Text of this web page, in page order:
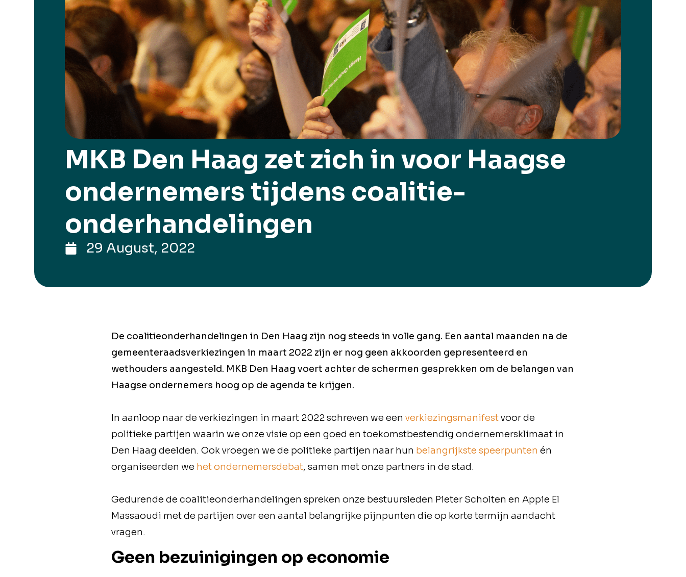
MKB Den Haag zet zich in voor Haagse
ondernemers tijdens coalitie-
onderhandelingen
29 August, 2022
De coalitieonderhandelingen in Den Haag zijn nog steeds in volle gang. Een aantal maanden na de
gemeenteraadsverkiezingen in maart 2022 zijn er nog geen akkoorden gepresenteerd en
wethouders aangesteld. MKB Den Haag voert achter de schermen gesprekken om de belangen van
Haagse ondernemers hoog op de agenda te krijgen.
In aanloop naar de verkiezingen in maart 2022 schreven we eenverkiezingsmanifestvoor de
politieke partijen waarin we onze visie op een goed en toekomstbestendig ondernemersklimaat in
Den Haag deelden. Ook vroegen we de politieke partijen naar hun belangrijkste speerpunten én
organiseerden we het ondernemersdebat, samen met onze partners in de stad.
Gedurende de coalitieonderhandelingen spreken onze bestuursleden Pieter Scholten en Appie El
Massaoudi met de partijen over een aantal belangrijke pijnpunten die op korte termijn aandacht
vragen.
Geen bezuinigingen op economie